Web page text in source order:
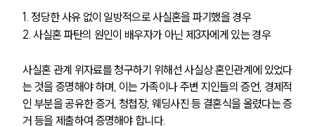
1. 정당한 사유 없이 일방적으로 사실혼을 파기했을 경우
2. 사실혼 파탄의 원인이 배우자가 아닌 제3자에게 있는 경우
사실혼 관계 위자료를 청구하기 위해선 사실상 혼인관계에 있었다
는 것을 증명해야 하며, 이는 가족이나 주변 지인들의 증언, 경제적
인 부분을 공유한 증거, 청첩장, 웨딩사진 등 결혼식을 올렸다는 증
거 등을 제출하여 증명해야 합니다.